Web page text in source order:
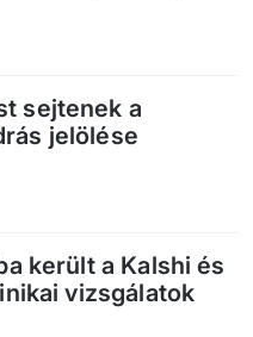
sejtenek a
jelölése
került a Kalshi és
vizsgálatok